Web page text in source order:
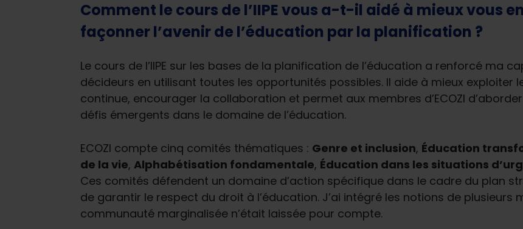
Comment le cours de l’IIPE vous a-t-il aidé à mieux vous
façonner l’avenir de l’éducation par la planification ?
Le cours de l’IIPE sur les bases de la planification de l’éducation a renforcé ma
décideurs en utilisant toutes les opportunités possibles. Il aide à mieux exploiter
continue, encourager la collaboration et permet aux membres d’ECOZI
défis émergents dans le domaine de l’éducation.
ECOZI compte cinq comités thématiques : Genre et inclusion, Éducation
de la vie, Alphabétisation fondamentale, Éducation dans les situations
Ces comités défendent un domaine d’action spécifique dans le cadre du plan
de garantir le respect du droit à l’éducation. J’ai intégré les notions de plusieurs
communauté marginalisée n’était laissée pour compte.